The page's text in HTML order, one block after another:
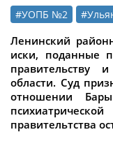
#УОПБ №2
Ленинский
иски, поданные
правительству
области. Суд
отношении
правительтства